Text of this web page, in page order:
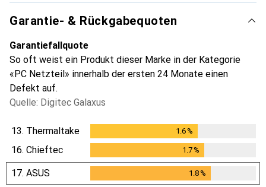
Garantie- & Rückgabequoten
Garantiefallquote
So oft weist ein Produkt dieser Marke in der Kategorie
«PC Netzteil» innerhalb der ersten 24 Monate einen
Defekt auf.
Quelle: Digitec Galaxus
13. Thermaltake 1.6%
16. Chieftec 1.7%
17. ASUS 1.8%